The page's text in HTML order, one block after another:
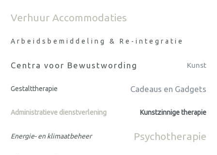
Verhuur Accommodaties
Arbeidsbemiddeling & Re-integratie
Centra voor Bewustwording Kunst
Gestalttherapie Cadeaus en Gadgets
Administratieve dienstverlening Kunstzinnige therapie
Energie- en klimaatbeheer Psychotherapie